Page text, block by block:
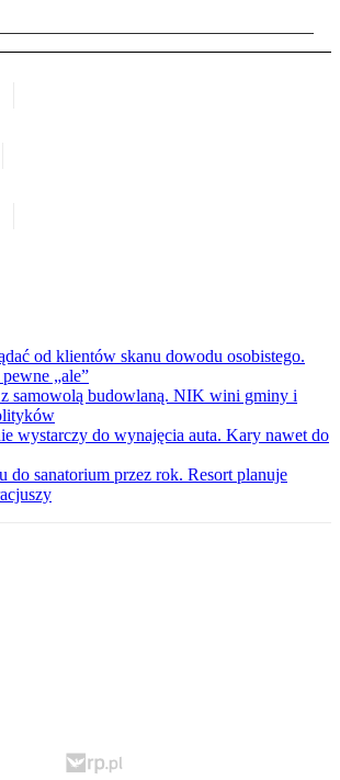
od klientów skanu dowodu osobistego.
„ale”
samowolą budowlaną. NIK wini gminy i
wystarczy do wynajęcia auta. Kary nawet do
do sanatorium przez rok. Resort planuje